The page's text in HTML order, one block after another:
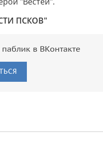
ПСКОВ"
в ВКонтакте